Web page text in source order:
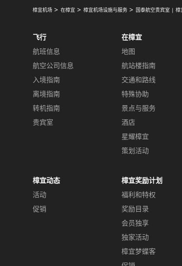
樟宜机场 在樟宜 樟宜机场设施与服务 国泰航空贵宾室 | 樟
飞行
航班信息
航空公司信息
入境指南
离境指南
转机指南
贵宾室
在樟宜
地图
航站楼指南
交通和路线
特殊协助
景点与服务
酒店
星耀樟宜
策划活动
樟宜动态
活动
促销
樟宜奖励计划
福利和特权
奖励目录
会员独享
独家活动
樟宜梦蝶客